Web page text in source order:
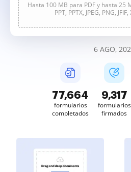
Hasta 100 MB para PDF y hasta 25
PPT, PPTX, JPEG, PNG,
6 AGO,
77,664
formularios
completados
9,317
formularios
firmados